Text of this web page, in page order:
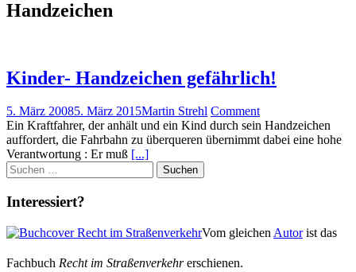
Handzeichen
Kinder- Handzeichen gefährlich!
5. März 20085. März 2015Martin Strehl Comment
Ein Kraftfahrer, der anhält und ein Kind durch sein Handzeichen
auffordert, die Fahrbahn zu überqueren übernimmt dabei eine hohe
Verantwortung : Er muß [...]
Suchen
nach:
Interessiert?
Vom gleichen Autorist das
Fachbuch Recht im Straßenverkehrerschienen.